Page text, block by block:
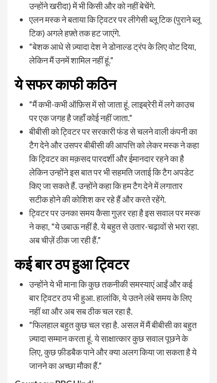
उन्होंने खरीदा) में भी किसी और को नहीं बेचेंगे.
एलन मस्क ने बताया कि ट्विटर पर लीगेसी ब्लू टिक (पुराने ब्लू
टिक) अगले हफ़्ते तक हट जाएंगे.
“बेशक आधे से ज़्यादा देश ने डोनाल्ड ट्रंप के लिए वोट दिया,
लेकिन मैं उनमें शामिल नहीं हूं.”
ये सफर काफी कठिन
“मैं कभी-कभी ऑफ़िस में सो जाता हूं. लाइब्रेरी में लगे काउच
पर एक जगह है जहाँ कोई नहीं जाता.”
बीबीसी को ट्विटर पर सरकारी फंड से चलने वाली कंपनी का
टैग देने और उसपर बीबीसी की आपत्ति को लेकर मस्क ने कहा
कि ट्विटर का मक़सद पारदर्शी और ईमानदार रहने का है
लेकिन उन्होंने इस बात पर भी सहमति जताई कि टैग अपडेट
किए जा सकते हैं. उन्होंने कहा कि हम टैग देने में लगातार
सटीक होने की कोशिश कर रहे हैं और करते रहेंगे.
ट्विटर पर उनका समय कैसा गुज़र रहा है इस सवाल पर मस्क
ने कहा, “ये उबाऊ नहीं है. ये बहुत से उतार-चढ़ावों से भरा रहा.
अब चीज़ें ठीक जा रही हैं.”
कई बार ठप हुआ ट्विटर
उन्होंने ये भी माना कि कुछ तकनीकी समस्याएं आईं और कई
बार ट्विटर ठप भी हुआ. हालांकि, ये उतने लंबे समय के लिए
नहीं था और अब सब ठीक चल रहा है.
“फिलहाल बहुत कुछ चल रहा है. असल में मैं बीबीसी का बहुत
ज़्यादा सम्मान करता हूं. ये साक्षात्कार कुछ सवाल पूछने के
लिए, कुछ फ़ीडबैक पाने और क्या अलग किया जा सकता है ये
जानने का अच्छा मौका हैं.”